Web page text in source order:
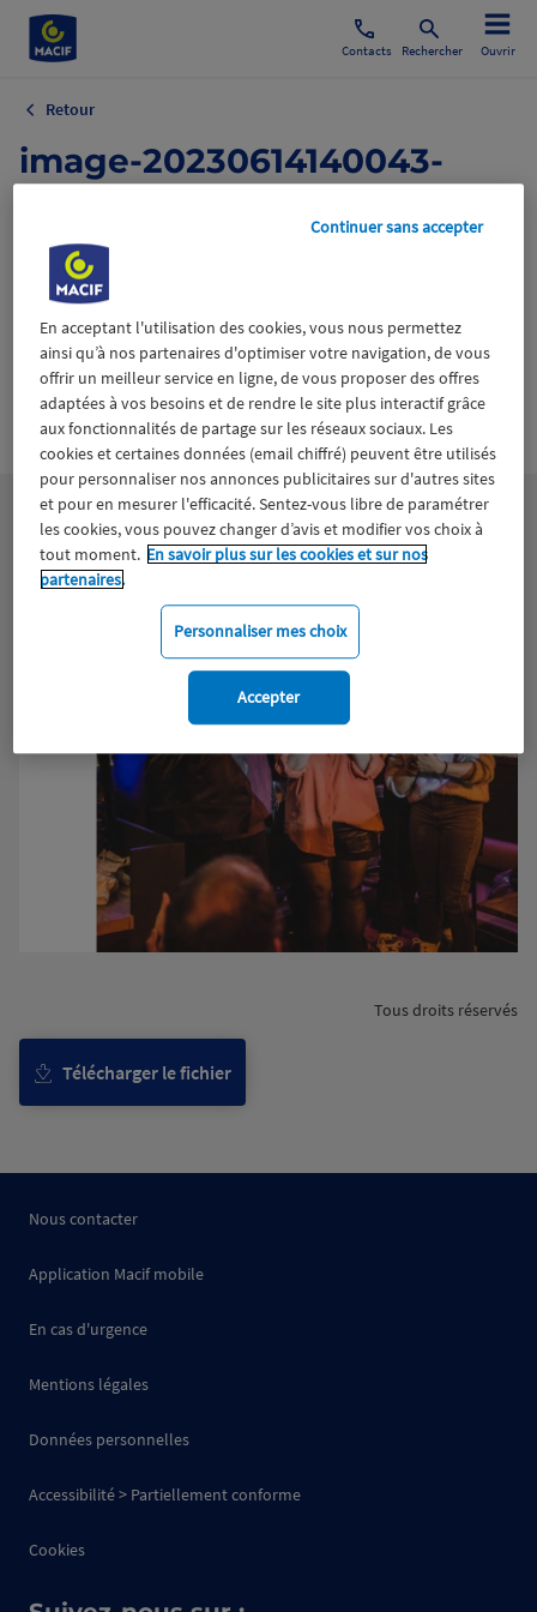
Contacts Rechercher Ouvrir
Retour
image-20230614140043-
14 juin 2023
Certifié avecWiztrust
trusted
sources
Télécharger le fichier
Tous droits réservés
Nous contacter
Application Macif mobile
En cas d'urgence
Mentions légales
Données personnelles
Accessibilité > Partiellement conforme
Cookies
En acceptant l'utilisation des cookies, vous nous permettez
ainsi qu’à nos partenaires d'optimiser votre navigation, de vous
offrir un meilleur service en ligne, de vous proposer des offres
adaptées à vos besoins et de rendre le site plus interactif grâce
aux fonctionnalités de partage sur les réseaux sociaux. Les
cookies et certaines données (email chiffré) peuvent être utilisés
pour personnaliser nos annonces publicitaires sur d'autres sites
et pour en mesurer l'efficacité. Sentez-vous libre de paramétrer
les cookies, vous pouvez changer d’avis et modifier vos choix à
tout moment. En savoir plus sur les cookies et sur nos
partenaires.
Personnaliser mes choix
Continuer sans accepter
Accepter